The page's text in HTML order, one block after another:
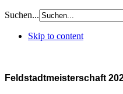
Suchen...
Skip to content
Feldstadtmeisterschaft